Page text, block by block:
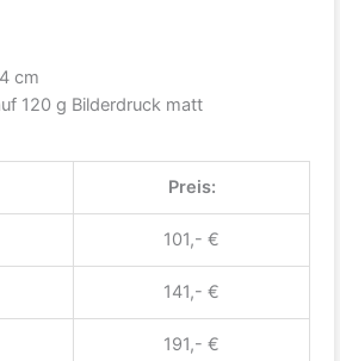
cm
120 g Bilderdruck matt
Preis:
101,- €
141,- €
191,- €